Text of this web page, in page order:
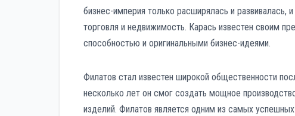
бизнес-империя только расширялась и развивалась,
торговля и недвижимость. Карась известен своим
способностью и оригинальными бизнес-идеями.
Филатов стал известен широкой общественности
несколько лет он смог создать мощное
изделий. Филатов является одним из самых